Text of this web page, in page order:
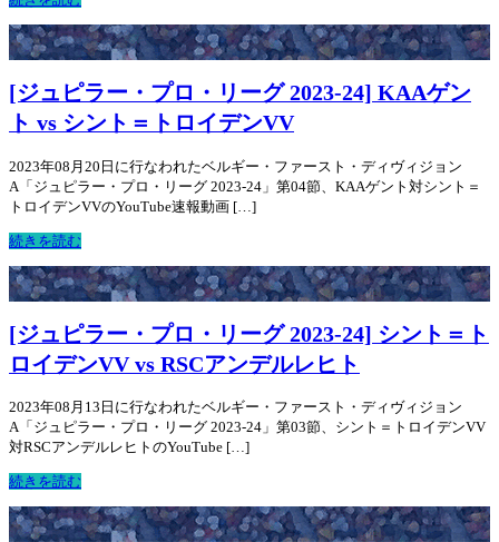
[ジュピラー・プロ・リーグ 2023-24] KAAゲン
ト vs シント＝トロイデンVV
2023年08月20日に行なわれたベルギー・ファースト・ディヴィジョン
A「ジュピラー・プロ・リーグ 2023-24」第04節、KAAゲント対シント＝
トロイデンVVのYouTube速報動画 […]
続きを読む
[ジュピラー・プロ・リーグ 2023-24] シント＝ト
ロイデンVV vs RSCアンデルレヒト
2023年08月13日に行なわれたベルギー・ファースト・ディヴィジョン
A「ジュピラー・プロ・リーグ 2023-24」第03節、シント＝トロイデンVV
対RSCアンデルレヒトのYouTube […]
続きを読む